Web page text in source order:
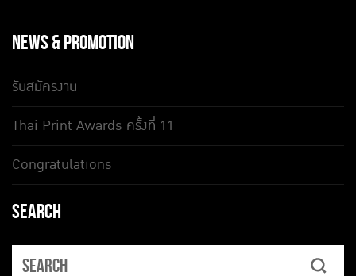
NEWS & PROMOTION
รับสมัครงาน
Thai Print Awards ครั้งที่ 11
Congratulations
SEARCH